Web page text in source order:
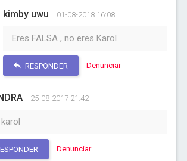
kimby uwu 01-08-2018 16:08
Eres FALSA , no eres Karol
RESPONDER Denunciar
25-08-2017 21:42
Denunciar